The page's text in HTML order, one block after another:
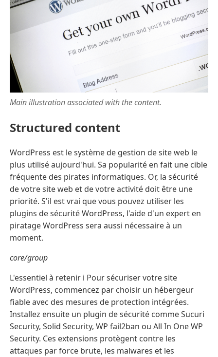
Main illustration associated with the content.
Structured content
WordPress est le système de gestion de site web le
plus utilisé aujourd'hui. Sa popularité en fait une cible
fréquente des pirates informatiques. Or, la sécurité
de votre site web et de votre activité doit être une
priorité. S'il est vrai que vous pouvez utiliser les
plugins de sécurité WordPress, l'aide d'un expert en
piratage WordPress sera aussi nécessaire à un
moment.
core/group
L'essentiel à retenir ℹ️ Pour sécuriser votre site
WordPress, commencez par choisir un hébergeur
fiable avec des mesures de protection intégrées.
Installez ensuite un plugin de sécurité comme Sucuri
Security, Solid Security, WP fail2ban ou All In One WP
Security. Ces extensions protègent contre les
attaques par force brute, les malwares et les